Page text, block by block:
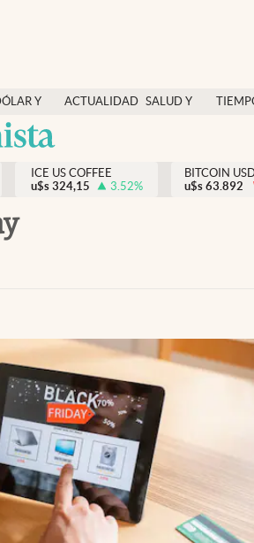
Y
MERCADOS
ACTUALIDAD SALUD Y
México
ICE US COFFEE
u$s 324,15 3.52%
BITCOIN
u$s 63.892